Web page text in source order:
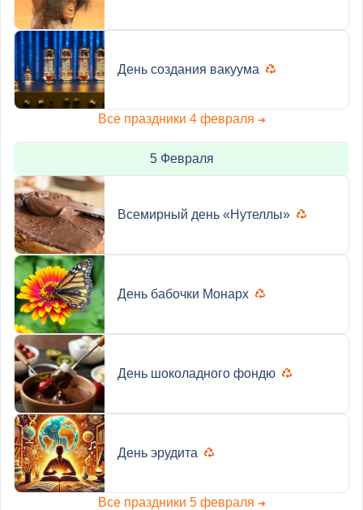
День создания вакуума
Все праздники 4 февраля ➜
5 Февраля
Всемирный день «Нутеллы»
День бабочки Монарх
День шоколадного фондю
День эрудита
Все праздники 5 февраля ➜